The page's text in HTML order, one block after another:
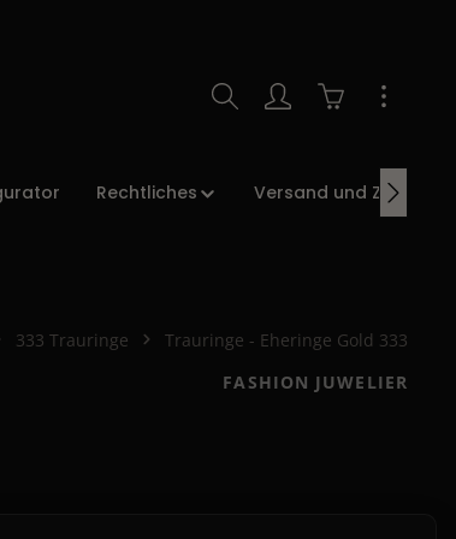
Warenkorb
Rechtliches Versand und Zahlung
333 Trauringe Trauringe - Eheringe Gold 333
FASHION JUWELIER